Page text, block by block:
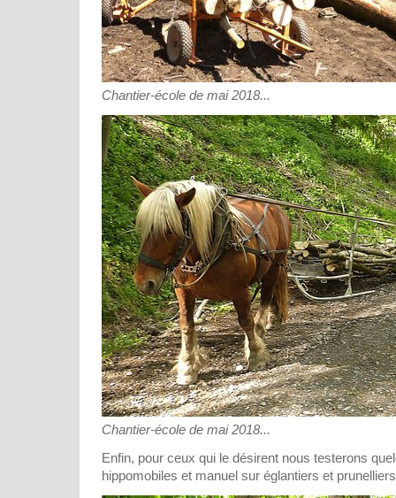
Chantier-école de mai 2018...
Chantier-école de mai 2018...
Enfin, pour ceux qui le désirent nous testerons
hippomobiles et manuel sur églantiers et